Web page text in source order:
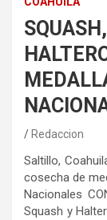
Redaccion
Saltillo,
cosecha de
Nacionales
Squash y